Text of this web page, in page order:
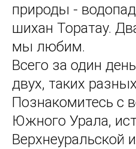
природы -
шихан Торатау.
мы любим.
Всего за один
двух, таких
Познакомитесь с
Южного Урала,
Верхнеуральской